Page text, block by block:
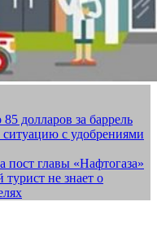
долларов за баррель
с удобрениями
пост главы «Нафтогаза»
не знает о